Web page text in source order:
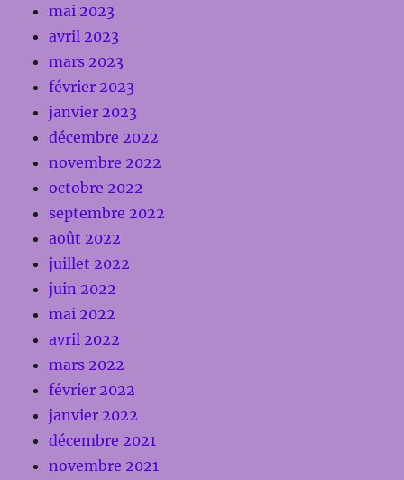
mai 2023
avril 2023
mars 2023
février 2023
janvier 2023
décembre 2022
novembre 2022
octobre 2022
septembre 2022
août 2022
juillet 2022
juin 2022
mai 2022
avril 2022
mars 2022
février 2022
janvier 2022
décembre 2021
novembre 2021